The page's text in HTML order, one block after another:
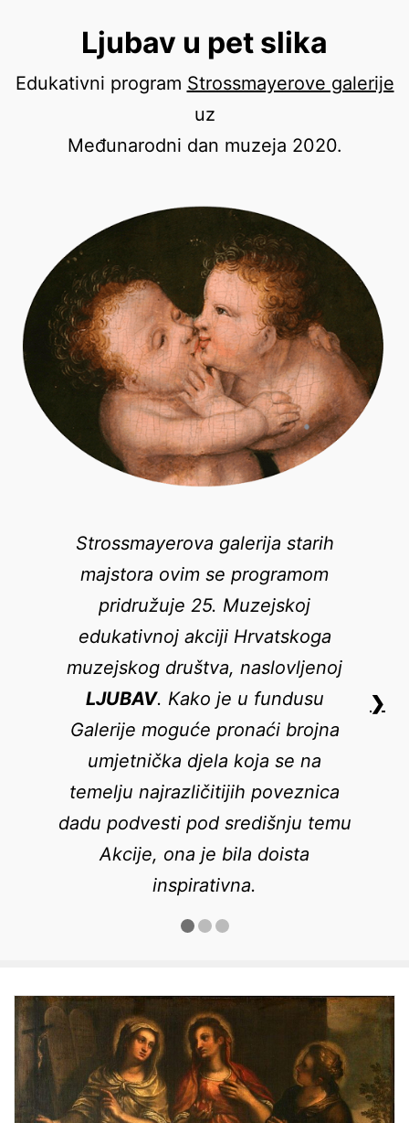
sadržaj
Ljubav u pet slika
Edukativni program Strossmayerove galerije
uz
Međunarodni dan muzeja 2020.
Strossmayerova galerija starih
majstora ovim se programom
pridružuje 25. Muzejskoj
edukativnoj akciji Hrvatskoga
muzejskog društva, naslovljenoj
LJUBAV. Kako je u fundusu
Galerije moguće pronaći brojna
umjetnička djela koja se na
temelju najrazličitijih poveznica
dadu podvesti pod središnju temu
Akcije, ona je bila doista
inspirativna.
❯